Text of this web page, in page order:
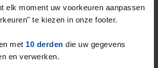
elk moment uw voorkeuren aanpassen
te kiezen in onze footer.
met 10 derden die uw gegevens
en verwerken.